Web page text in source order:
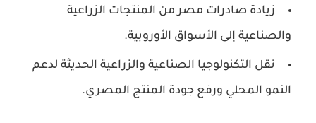
زيادة صادرات مصر من المنتجات الزراعية
والصناعية إلى الأسواق الأوروبية.
نقل التكنولوجيا الصناعية والزراعية الحديثة لدعم
النمو المحلي ورفع جودة المنتج المصري.